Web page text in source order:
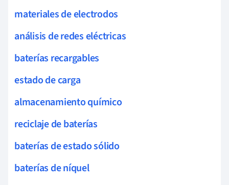
materiales de electrodos
análisis de redes eléctricas
baterías recargables
estado de carga
almacenamiento químico
reciclaje de baterías
baterías de estado sólido
baterías de níquel